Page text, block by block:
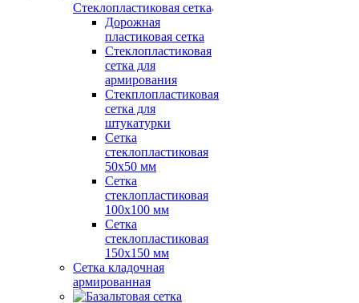
Стеклопластиковая сетка
Дорожная
пластиковая сетка
Стеклопластиковая
сетка для
армирования
Стекплопластиковая
сетка для
штукатурки
Сетка
стеклопластиковая
50x50 мм
Сетка
стеклопластиковая
100x100 мм
Сетка
стеклопластиковая
150x150 мм
Сетка кладочная
армированная